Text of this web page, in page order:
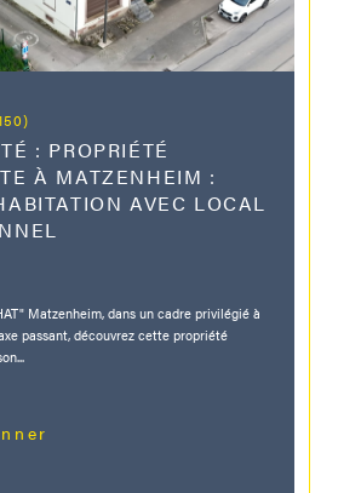
: PROPRIÉTÉ
À MATZENHEIM :
AVEC LOCAL
Matzenheim, dans un cadre privilégié à
passant, découvrez cette propriété